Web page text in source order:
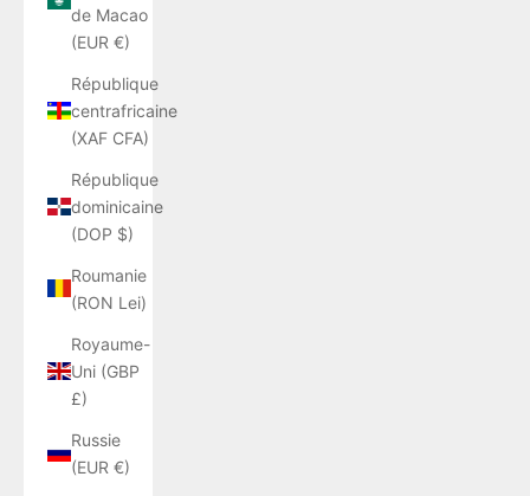
de Macao
(EUR €)
République
centrafricaine
(XAF CFA)
République
dominicaine
(DOP $)
Roumanie
(RON Lei)
Royaume-
Uni (GBP
£)
Russie
(EUR €)